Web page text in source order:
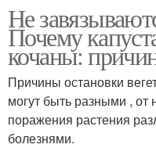
Не
Почему
кочаны:
Причины остановки
могут быть разными , от
поражения растения
болезнями.